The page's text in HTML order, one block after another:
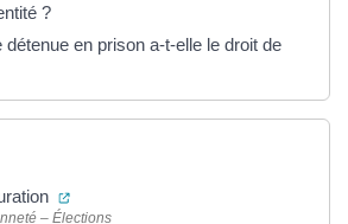
?
détenue en prison a-t-elle le droit de
(ouverture dans un nouvel onglet)
– Élections